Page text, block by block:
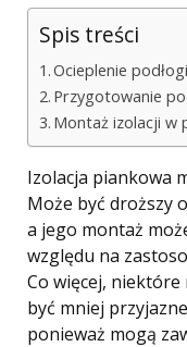
Spis treści
Ocieplenie
Przygotowanie
Montaż izolacji w
Izolacja piankowa
Może być droższy
a jego montaż
względu na
Co więcej,
być mniej
ponieważ mogą